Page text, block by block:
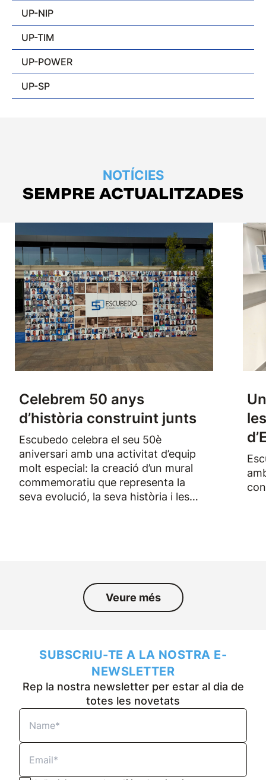
UP-NIP
UP-TIM
UP-POWER
UP-SP
NOTÍCIES
SEMPRE ACTUALITZADES
Celebrem 50 anys
d’història construint junts
Escubedo celebra el seu 50è
aniversari amb una activitat d’equip
molt especial: la creació d’un mural
commemoratiu que representa la
seva evolució, la seva història i les
Veure més
SUBSCRIU-TE A LA NOSTRA E-
NEWSLETTER
Rep la nostra newsletter per estar al dia de
totes les novetats